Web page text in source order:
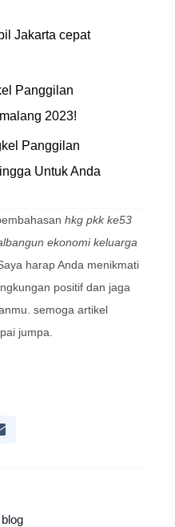
Jakarta cepat
Panggilan
2023!
Panggilan
Untuk Anda
hkg pkk ke53
ekonomi keluarga
harap Anda menikmati
positif dan jaga
semoga artikel
jumpa.